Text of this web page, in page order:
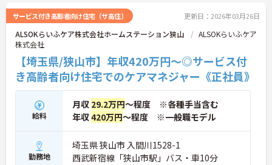
サービス付き高齢者向け住宅（サ高住） 更新日：2026年03月26日
ALSOKらいふケア株式会社ホームステーション狭山
ALSOKらいふケア
株式会社
【埼玉県/狭山市】年収420万円～◎サービス付
き高齢者向け住宅でのケアマネジャー《正社員》
給料
月収 29.2万円～程度 ※各種手当含む
年収420万円～程度 ※一般職モデル
勤務地
埼玉県 狭山市 入間川1528-1
西武新宿線「狭山市駅」バス・車10分